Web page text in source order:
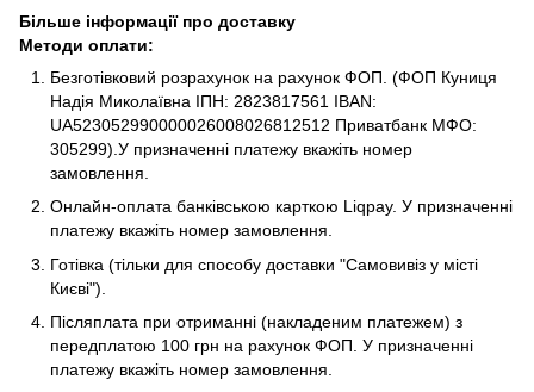
Більше інформації про доставку
Методи оплати:
Безготівковий розрахунок на рахунок ФОП. (ФОП Куниця
Надія Миколаївна ІПН: 2823817561 IBAN:
UA523052990000026008026812512 Приватбанк МФО:
305299).У призначенні платежу вкажіть номер
замовлення.
Онлайн-оплата банківською карткою Liqpay. У призначенні
платежу вкажіть номер замовлення.
Готівка (тільки для способу доставки "Самовивіз у місті
Києві").
Післяплата при отриманні (накладеним платежем) з
передплатою 100 грн на рахунок ФОП. У призначенні
платежу вкажіть номер замовлення.